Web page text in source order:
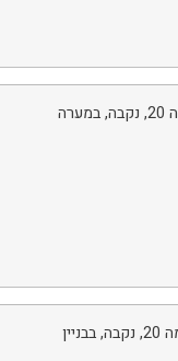
בבניין